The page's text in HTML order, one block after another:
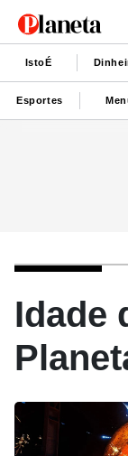
IstoÉ
Esportes
Idade